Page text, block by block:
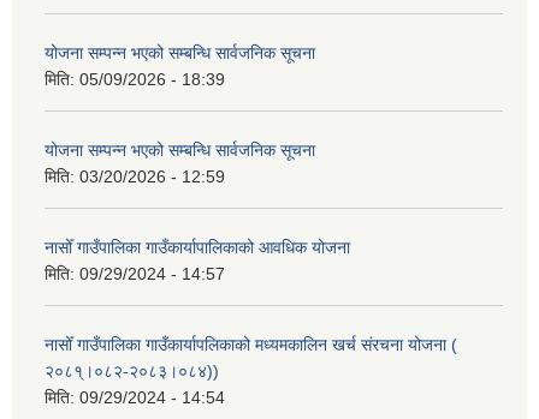
योजना सम्पन्न भएको सम्बन्धि सार्वजनिक सूचना
मिति: 05/09/2026 - 18:39
योजना सम्पन्न भएको सम्बन्धि सार्वजनिक सूचना
मिति: 03/20/2026 - 12:59
नासोँ गाउँपालिका गाउँकार्यापालिकाको आवधिक योजना
मिति: 09/29/2024 - 14:57
नासोँ गाउँपालिका गाउँकार्यापलिकाको मध्यमकालिन खर्च संरचना योजना (
२०८१्।०८२-२०८३।०८४))
मिति: 09/29/2024 - 14:54